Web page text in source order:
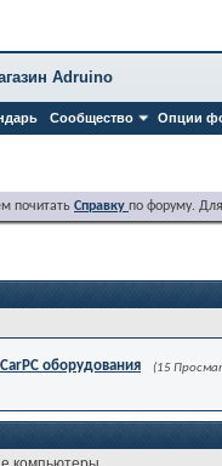
Сообщество Опции
Adruino
почитать Справку по форуму.
оборудования
(15